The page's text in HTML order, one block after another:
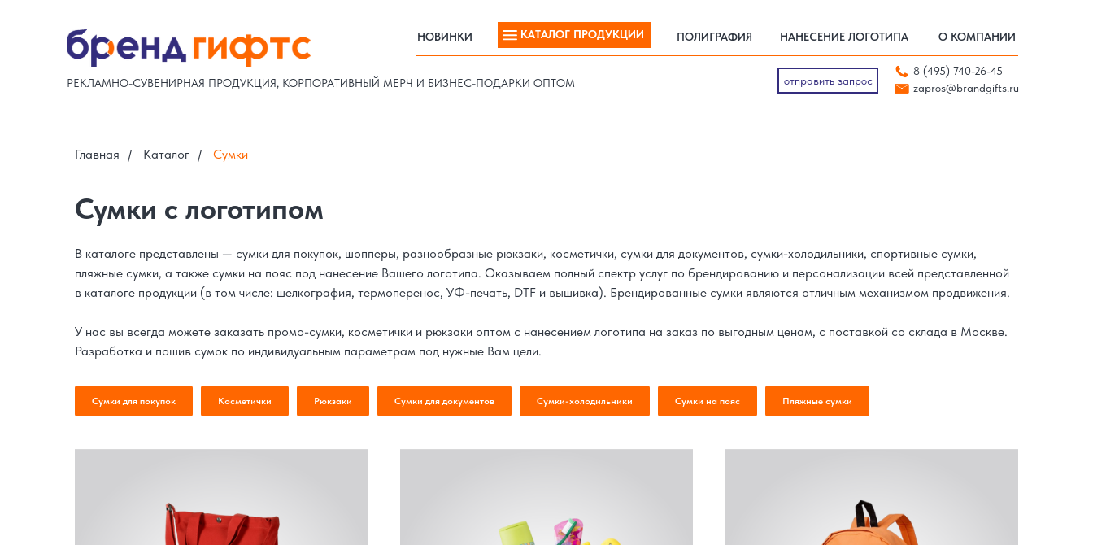
КАТАЛОГ ПРОДУКЦИИ
zapros@brandgifts.ru
отправить запрос 8 (495) 740-26-45
НАНЕСЕНИЕ ЛОГОТИПА О КОМПАНИИ
ПОЛИГРАФИЯ
zapros@brandgifts.ru
НОВИНКИ КАТАЛОГ ПРОДУКЦИИ
РЕКЛАМНО-СУВЕНИРНАЯ ПРОДУКЦИЯ, КОРПОРАТИВНЫЙ МЕРЧ И БИЗНЕС-ПОДАРКИ ОПТОМ отправить запрос
Главная / Каталог / Сумки
Сумки с логотипом
В каталоге представлены — сумки для покупок, шопперы, разнообразные рюкзаки, косметички, сумки для документов, сумки-холодильники, спортивные сумки,
пляжные сумки, а также сумки на пояс под нанесение Вашего логотипа. Оказываем полный спектр услуг по брендированию и персонализации всей представленной
в каталоге продукции (в том числе: шелкография, термоперенос, УФ-печать, DTF и вышивка). Брендированные сумки являются отличным механизмом продвижения.
У нас вы всегда можете заказать промо-сумки, косметички и рюкзаки оптом с нанесением логотипа на заказ по выгодным ценам, с поставкой со склада в Москве.
Разработка и пошив сумок по индивидуальным параметрам под нужные Вам цели.
Сумки для покупок Косметички Рюкзаки Сумки для документов Сумки-холодильники Сумки на пояс Пляжные сумки